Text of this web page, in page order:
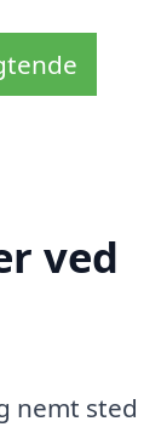
ved
nemt sted